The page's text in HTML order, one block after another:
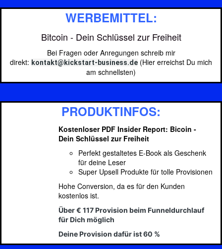
WERBEMITTEL:
Bitcoin - Dein Schlüssel zur Freiheit
Bei Fragen oder Anregungen schreib mir
direkt: kontakt@kickstart-business.de (Hier erreichst Du mich
am schnellsten)
PRODUKTINFOS:
Kostenloser PDF Insider Report: Bicoin -
Dein Schlüssel zur Freiheit
Perfekt gestaltetes E-Book als Geschenk
für deine Leser
Super Upsell Produkte für tolle Provisionen
Hohe Conversion, da es für den Kunden
kostenlos ist.
Über € 117 Provision beim Funneldurchlauf
für Dich möglich
Deine Provision dafür ist 60 %